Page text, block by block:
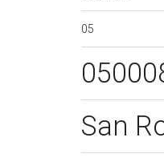
05
San